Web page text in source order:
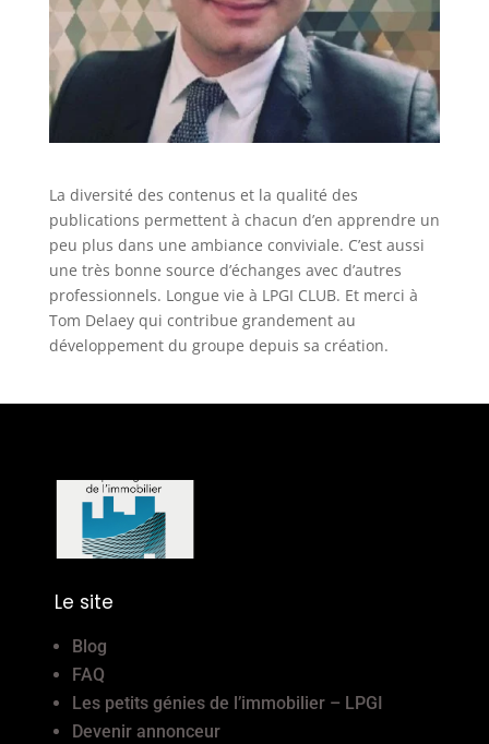
La diversité des contenus et la qualité des
publications permettent à chacun d’en apprendre un
peu plus dans une ambiance conviviale. C’est aussi
une très bonne source d’échanges avec d’autres
professionnels. Longue vie à LPGI CLUB. Et merci à
Tom Delaey qui contribue grandement au
développement du groupe depuis sa création.
Le site
Blog
FAQ
Les petits génies de l’immobilier – LPGI
Devenir annonceur